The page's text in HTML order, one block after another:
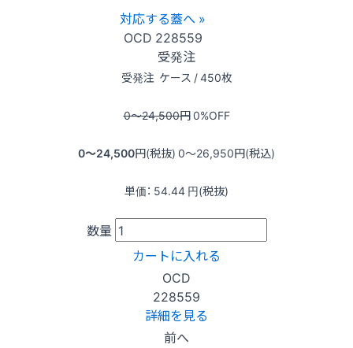
対応する蓋へ »
OCD 228559
受発注
受発注 ケース / 450枚
0〜24,500円0%OFF
0〜24,500円(税抜) 0〜26,950円(税込)
単価： 54.44 円(税抜)
数量
カートに入れる
OCD
228559
詳細を見る
前へ